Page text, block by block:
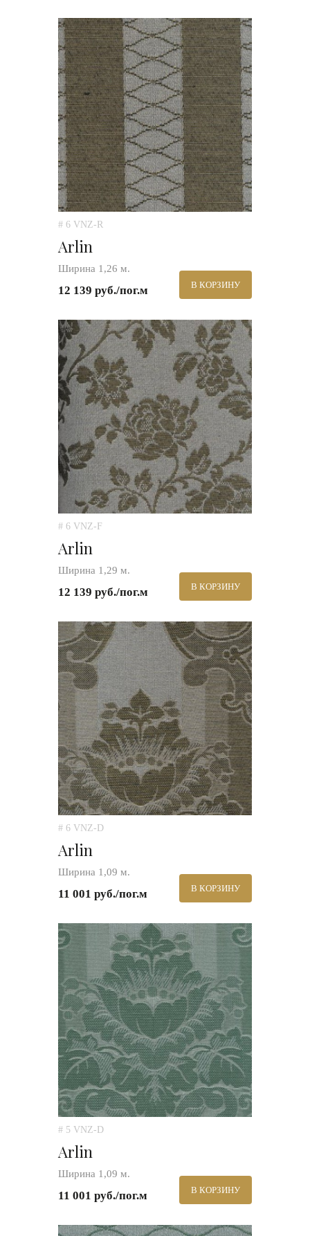
# 6 VNZ-R
Arlin
Ширина 1,26 м.
12 139 руб./пог.м В КОРЗИНУ
# 6 VNZ-F
Arlin
Ширина 1,29 м.
12 139 руб./пог.м В КОРЗИНУ
# 6 VNZ-D
Arlin
Ширина 1,09 м.
11 001 руб./пог.м В КОРЗИНУ
# 5 VNZ-D
Arlin
Ширина 1,09 м.
11 001 руб./пог.м В КОРЗИНУ